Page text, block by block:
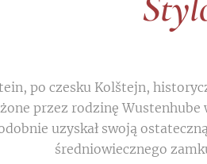
po czesku Kolštejn,
przez rodzinę
uzyskał swoją
średniowiecznego